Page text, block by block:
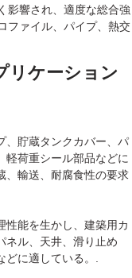
影響され、適度な総合強
ファイル、パイプ、熱交
リケーション
、貯蔵タンクカバー、パ
軽荷重シール部品などに
、輸送、耐腐食性の要求
性能を生かし、建築用カ
ネル、天井、滑り止め
に適している。.